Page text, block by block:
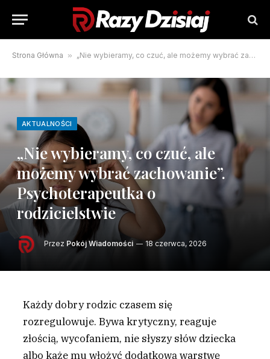
Strona Główna » „Nie wybieramy, co czuć, ale możemy wybrać zachowanie”. Psychoterapeutka o rodzicielstwie
AKTUALNOŚCI
„Nie wybieramy, co czuć, ale
możemy wybrać zachowanie”.
Psychoterapeutka o
rodzicielstwie
Przez Pokój Wiadomości 18 czerwca, 2026
Każdy dobry rodzic czasem się
rozregulowuje. Bywa krytyczny, reaguje
złością, wycofaniem, nie słyszy słów dziecka
albo każe mu włożyć dodatkową warstwę